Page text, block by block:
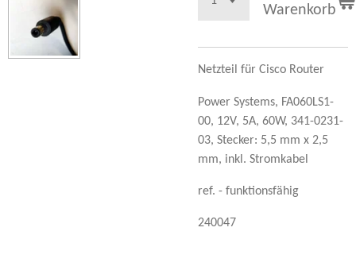
Warenkorb
Netzteil für Cisco Router
Power Systems, FA060LS1-
00, 12V, 5A, 60W, 341-0231-
03, Stecker: 5,5 mm x 2,5
mm, inkl. Stromkabel
ref. - funktionsfähig
240047